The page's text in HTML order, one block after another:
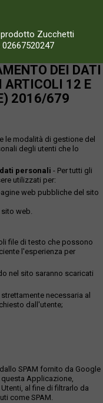
Zucchetti
02667520247
DEI DATI
ARTICOLI 12 E
2016/679
le modalità di gestione del
degli utenti che lo
personali - Per tutti gli
utilizzati per:
web pubbliche del sito
web.
file di testo che possono
l'esperienza per
nel sito saranno scaricati
necessaria al
dall'utente;
SPAM fornito da Google
Applicazione,
al fine di filtrarlo da
come SPAM.